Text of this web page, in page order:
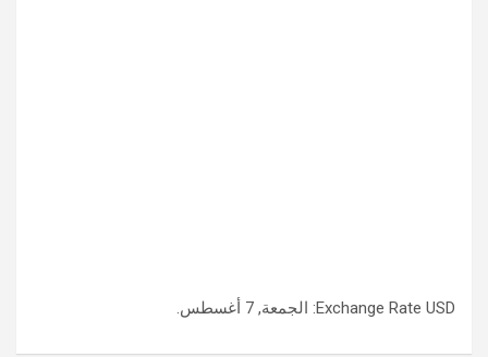
Exchange Rate USD : الجمعة, 7 أغسطس.